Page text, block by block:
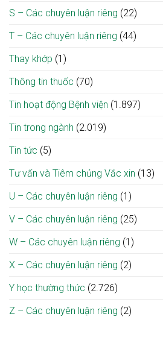
S – Các chuyên luận riêng (22)
T – Các chuyên luận riêng (44)
Thay khớp (1)
Thông tin thuốc (70)
Tin hoạt động Bệnh viện (1.897)
Tin trong ngành (2.019)
Tin tức (5)
Tư vấn và Tiêm chủng Vắc xin (13)
U – Các chuyên luận riêng (1)
V – Các chuyên luận riêng (25)
W – Các chuyên luận riêng (1)
X – Các chuyên luận riêng (2)
Y học thường thức (2.726)
Z – Các chuyên luận riêng (2)